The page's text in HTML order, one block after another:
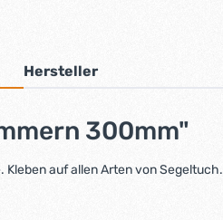
Hersteller
300mm"
auf allen Arten von Segeltuch.